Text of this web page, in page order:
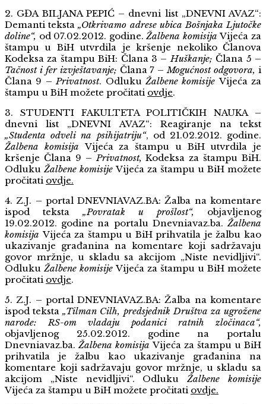
2. GĐA BILJANA PEPIĆ – dnevni list „DNEVNI AVAZ“:
Demanti teksta„Otkrivamo adrese ubica Bošnjaka Ljutočke
doline“, od 07.02.2012. godine.Žalbena komisijaVijeća za
štampu u BiH utvrdila je kršenje nekoliko Članova
Kodeksa za štampu BiH: Člana 3 –Huškanje; Člana 5 –
Tačnost i fer izvještavanje; Člana 7 –Mogućnost odgovora,i
Člana 9 –Privatnost. Odluku Žalbene komisijeVijeća za
štampu u BiH možete pročitati ovdje.
3. STUDENTI FAKULTETA POLITIČKIH NAUKA –
dnevni list „DNEVNI AVAZ“: Reagiranje na tekst
„Studenta odveli na psihijatriju“, od 21.02.2012. godine.
Žalbena komisijaVijeća za štampu u BiH utvrdila je
kršenje Člana 9 –Privatnost,Kodeksa za štampu BiH.
Odluku Žalbene komisijeVijeća za štampu u BiH možete
pročitati ovdje.
4. Z.J. – portalDNEVNIAVAZ.BA: Žalba na komentare
ispod teksta „Povratak u prošlost“,
objavljenog
19.02.2012. godine na portalu Dnevniavaz.ba.Žalbena
komisijaVijeća za štampu u BiH prihvatila je žalbu kao
ukazivanje građanina na komentare koji sadržavaju
govor mržnje, u skladu sa akcijom „Niste nevidljivi“.
Odluku Žalbene komisijeVijeća za štampu u BiH možete
pročitati ovdje.
5. Z.J. – portalDNEVNIAVAZ.BA: Žalba na komentare
ispod teksta„Tilman Cilh, predsjednik Društva za ugrožene
narode: RS-om vladaju podanici ratnih zločinaca“,
objavljenog 25.02.2012. godine na portalu
Dnevniavaz.ba. Žalbena komisijaVijeća za štampu u BiH
prihvatila je žalbu kao ukazivanje građanina na
komentare koji sadržavaju govor mržnje, u skladu sa
akcijom „Niste nevidljivi“. OdlukuŽalbene komisije
Vijeća za štampu u BiH možete pročitati ovdje.